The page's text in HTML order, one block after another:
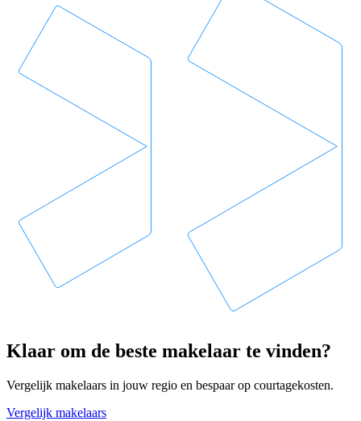
Klaar om de beste makelaar te vinden?
Vergelijk makelaars in jouw regio en bespaar op courtagekosten.
Vergelijk makelaars